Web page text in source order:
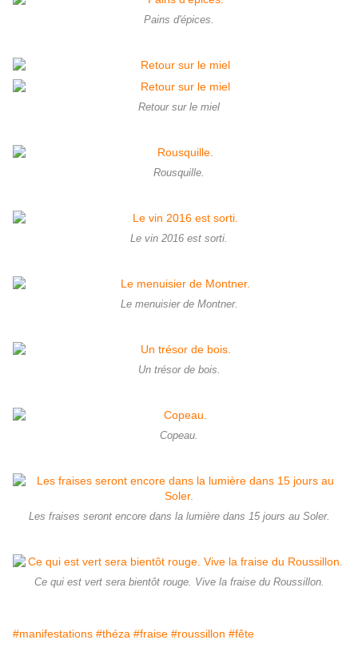
Pains d'épices.
Retour sur le miel
Rousquille.
Le vin 2016 est sorti.
Le menuisier de Montner.
Un trésor de bois.
Copeau.
Les fraises seront encore dans la lumière dans 15 jours au Soler.
Ce qui est vert sera bientôt rouge. Vive la fraise du Roussillon.
#manifestations #théza #fraise #roussillon #fête